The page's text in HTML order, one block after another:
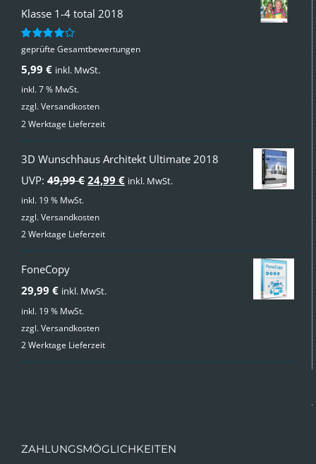
Klasse 1-4 total 2018
Bewertet
von 5
geprüfte Gesamtbewertungen
5,99 € inkl. MwSt.
inkl. 7 % MwSt.
zzgl.Versandkosten
2 Werktage Lieferzeit
3D Wunschhaus Architekt Ultimate 2018
UVP: 49,99€ Ursprünglicher
war:
24,99 €Aktueller
inkl. MwSt.
inkl. 19 % MwSt.
zzgl.Versandkosten
2 Werktage Lieferzeit
FoneCopy
29,99 € inkl. MwSt.
inkl. 19 % MwSt.
zzgl.Versandkosten
2 Werktage Lieferzeit
ZAHLUNGSMÖGLICHKEITEN